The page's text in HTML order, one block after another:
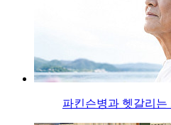
파킨슨병과 헷갈리는